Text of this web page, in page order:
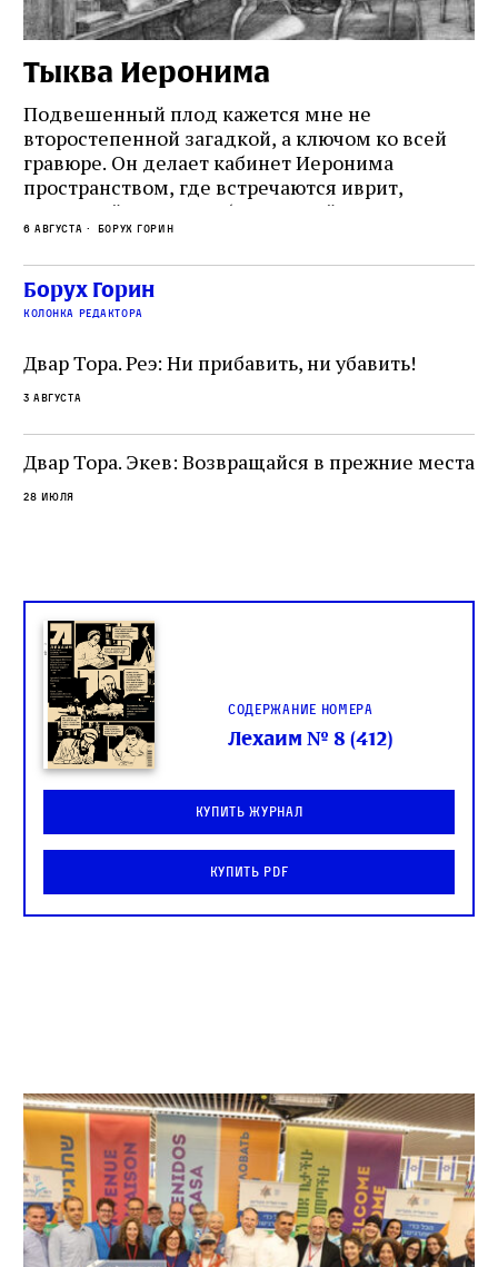
Тыква Иеронима
Подвешенный плод кажется мне не
второстепенной загадкой, а ключом ко всей
гравюре. Он делает кабинет Иеронима
пространством, где встречаются иврит,
греческий и латынь; буквальный смысл и
церковная традиция; филологическая
точность и понятность; переводчик,
убеждённый в необходимости исправления, и
читатель, воспринимающий исправление как
не просто покровитель переводчиков,
окружённый книгами. Перед нами человек,
одно решение которого вызвало возмущение
целой общины и стало частью многовекового
спора о том, кому принадлежит последнее
слово в переводе Библии
6 августа Борух Горин
Борух Горин
колонка редактора
Двар Тора. Реэ: Ни прибавить, ни убавить!
3 августа
Двар Тора. Экев: Возвращайся в прежние места
28 июля
Содержание номера
Лехаим № 8 (412)
Купить журнал
Купить PDF